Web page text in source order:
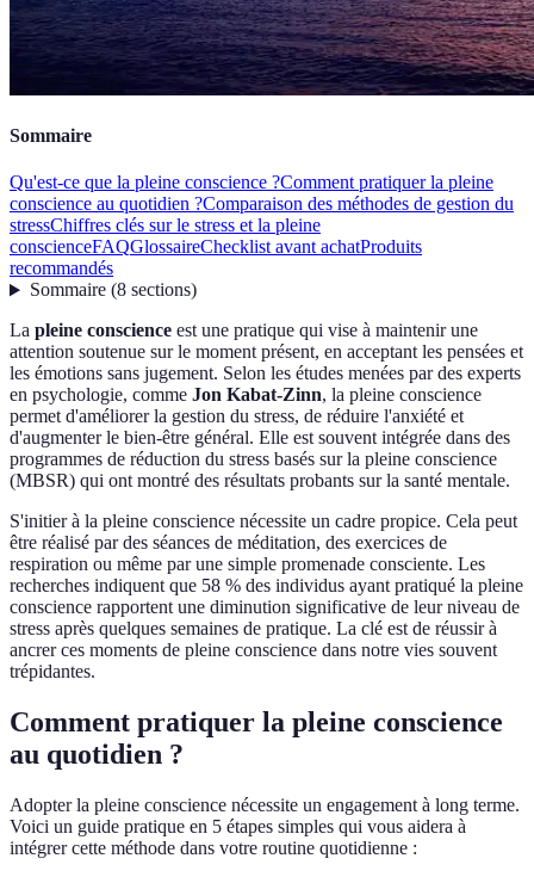
Sommaire
Qu'est-ce que la pleine conscience ?Comment pratiquer la pleine
conscience au quotidien ?Comparaison des méthodes de gestion du
stressChiffres clés sur le stress et la pleine
conscienceFAQGlossaireChecklist avant achatProduits
recommandés
Sommaire(8 sections)
La pleine conscience est une pratique qui vise à maintenir une
attention soutenue sur le moment présent, en acceptant les pensées et
les émotions sans jugement. Selon les études menées par des experts
en psychologie, comme Jon Kabat-Zinn, la pleine conscience
permet d'améliorer la gestion du stress, de réduire l'anxiété et
d'augmenter le bien-être général. Elle est souvent intégrée dans des
programmes de réduction du stress basés sur la pleine conscience
(MBSR) qui ont montré des résultats probants sur la santé mentale.
S'initier à la pleine conscience nécessite un cadre propice. Cela peut
être réalisé par des séances de méditation, des exercices de
respiration ou même par une simple promenade consciente. Les
recherches indiquent que 58 % des individus ayant pratiqué la pleine
conscience rapportent une diminution significative de leur niveau de
stress après quelques semaines de pratique. La clé est de réussir à
ancrer ces moments de pleine conscience dans notre vies souvent
trépidantes.
Comment pratiquer la pleine conscience
au quotidien ?
Adopter la pleine conscience nécessite un engagement à long terme.
Voici un guide pratique en 5 étapes simples qui vous aidera à
intégrer cette méthode dans votre routine quotidienne :